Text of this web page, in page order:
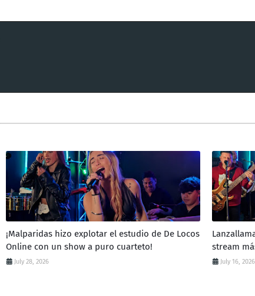
¡Malparidas hizo explotar el estudio de De Locos
Online con un show a puro cuarteto!
July 28, 2026
stream
July 16, 2026